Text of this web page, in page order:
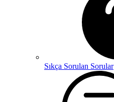
Sıkça Sorulan Sorular